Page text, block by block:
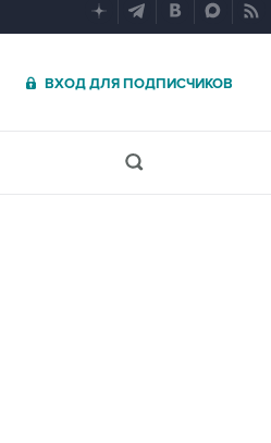
ВХОД ДЛЯ ПОДПИСЧИКОВ